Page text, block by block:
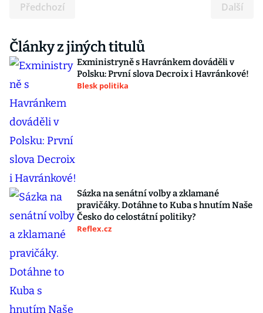
Předchozí Další
Články z jiných titulů
Exministryně s Havránkem dováděli v
Polsku: První slova Decroix i Havránkové!
Blesk politika
Sázka na senátní volby a zklamané
pravičáky. Dotáhne to Kuba s hnutím Naše
Česko do celostátní politiky?
Reflex.cz